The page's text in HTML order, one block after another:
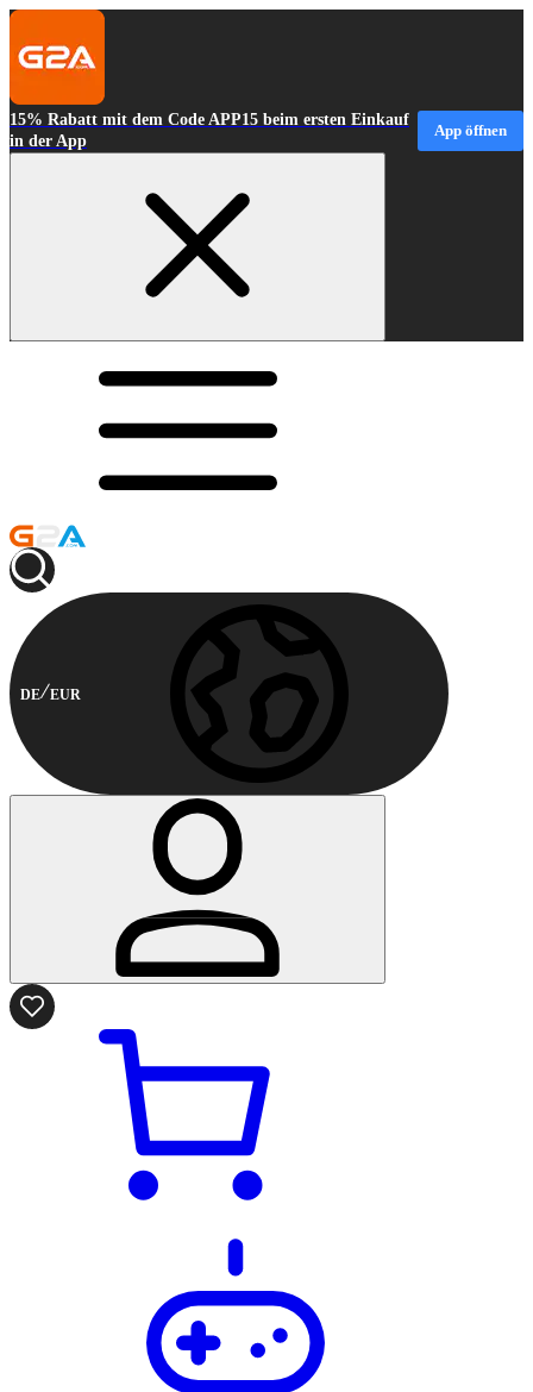
15% Rabatt mit dem Code APP15 beim ersten Einkauf
in der App
App öffnen
DE EUR